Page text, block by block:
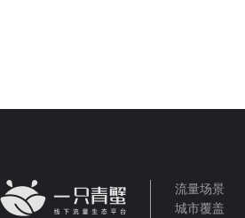
流量场景
城市覆盖